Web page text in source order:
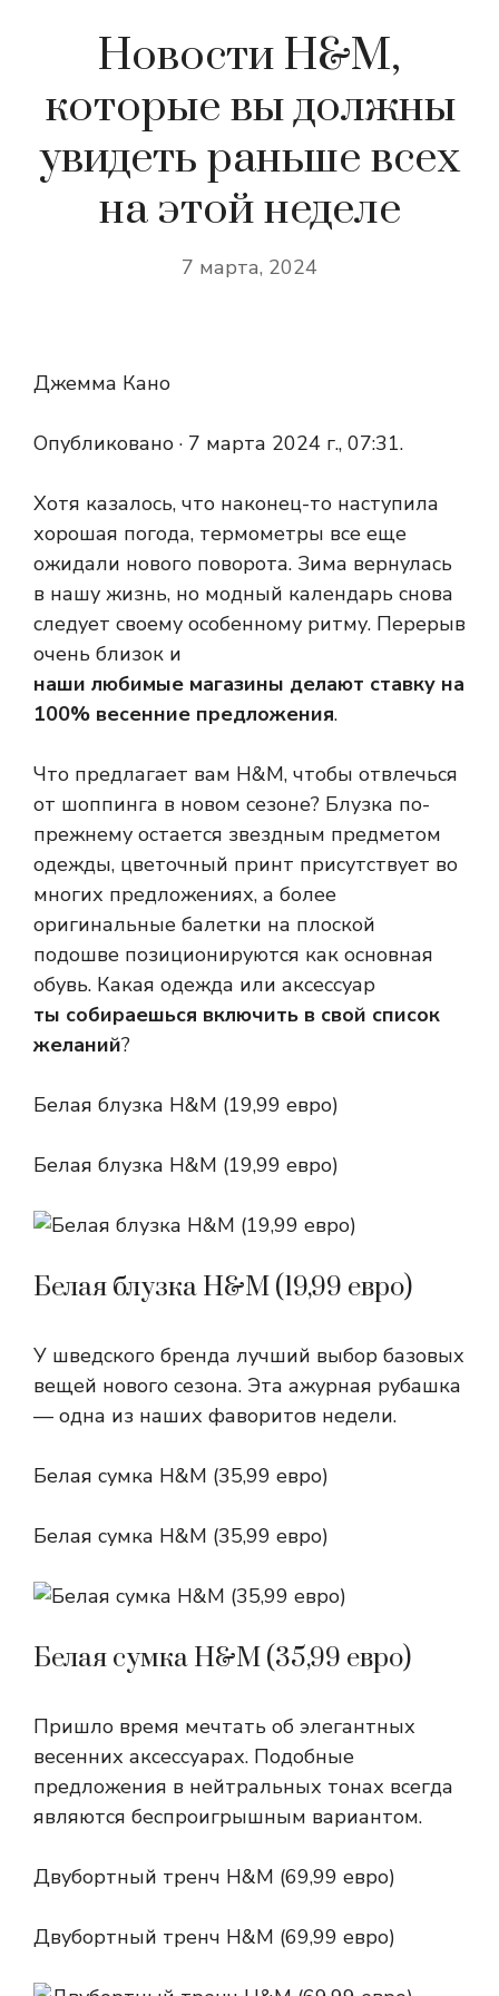
Новости H&M,
которые вы должны
увидеть раньше всех
на этой неделе
7 марта, 2024
Джемма Кано
Опубликовано · 7 марта 2024 г., 07:31.
Хотя казалось, что наконец-то наступила
хорошая погода, термометры все еще
ожидали нового поворота. Зима вернулась
в нашу жизнь, но модный календарь снова
следует своему особенному ритму. Перерыв
очень близок и
наши любимые магазины делают ставку на
100% весенние предложения.
Что предлагает вам H&M, чтобы отвлечься
от шоппинга в новом сезоне? Блузка по-
прежнему остается звездным предметом
одежды, цветочный принт присутствует во
многих предложениях, а более
оригинальные балетки на плоской
подошве позиционируются как основная
обувь. Какая одежда или аксессуар
ты собираешься включить в свой список
желаний?
Белая блузка H&M (19,99 евро)
Белая блузка H&M (19,99 евро)
Белая блузка H&M (19,99 евро)
У шведского бренда лучший выбор базовых
вещей нового сезона. Эта ажурная рубашка
— одна из наших фаворитов недели.
Белая сумка H&M (35,99 евро)
Белая сумка H&M (35,99 евро)
Белая сумка H&M (35,99 евро)
Пришло время мечтать об элегантных
весенних аксессуарах. Подобные
предложения в нейтральных тонах всегда
являются беспроигрышным вариантом.
Двубортный тренч H&M (69,99 евро)
Двубортный тренч H&M (69,99 евро)